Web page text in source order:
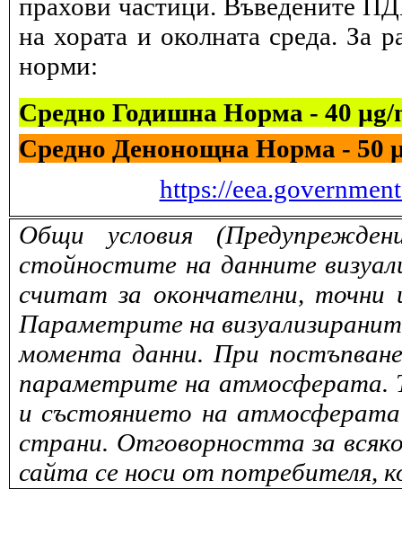
прахови частици. Въведените
на хората и околната среда. За
норми:
Средно Годишна Норма - 40 µg/
Средно Денонощна Норма - 50
https://
Общи условия
стойностите на данните
считат за окончателни,
Параметрите на
момента данни. При
параметрите на атмосферата.
и състоянието на
страни. Отговорността за
сайта се носи от потребителя,